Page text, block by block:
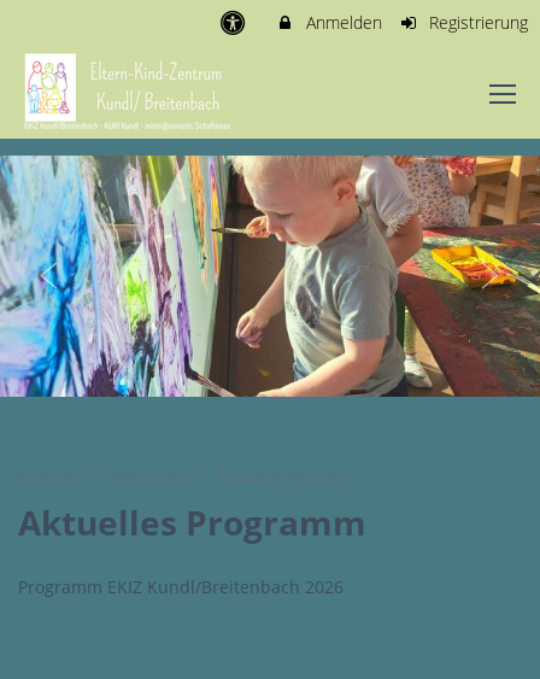
Anmelden Registrierung
Aktuelles Programm
Programm EKIZ Kundl/Breitenbach 2026